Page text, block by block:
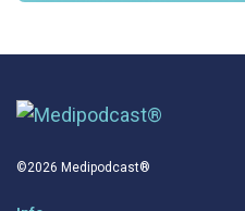
©2026 Medipodcast®